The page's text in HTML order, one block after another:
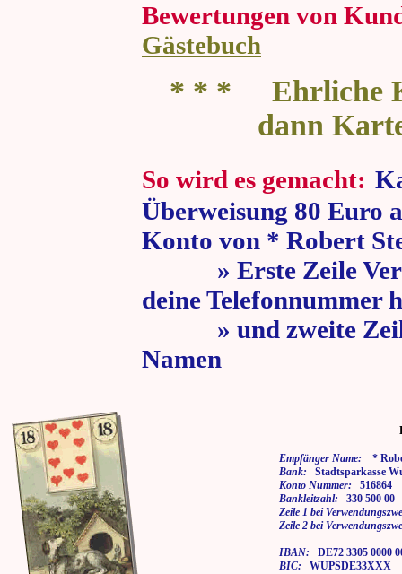
Bewertungen von
Gästebuch
* * * Ehrliche
dann
So wird es gemacht:
Überweisung 80 Euro
Konto von * Robert
» Erste Zeile
deine Telefonnummer
» und zweite Zeile
Namen
Empfänger Name: *
Bank: Stadtsparkasse
Konto Nummer: 516864
Bankleitzahl: 330 500 00
Zeile 1 bei
Zeile 2 bei
IBAN: DE72 3305 0000
BIC: WUPSDE33XXX